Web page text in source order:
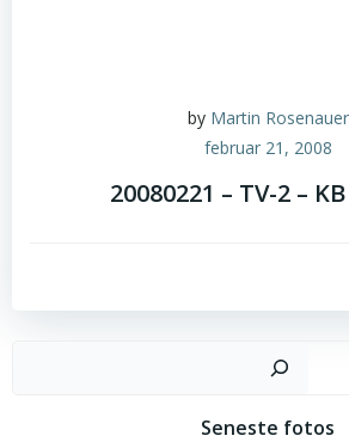
by Martin Rosenauer
februar 21, 2008
20080221 – TV-2 –
Seneste fotos